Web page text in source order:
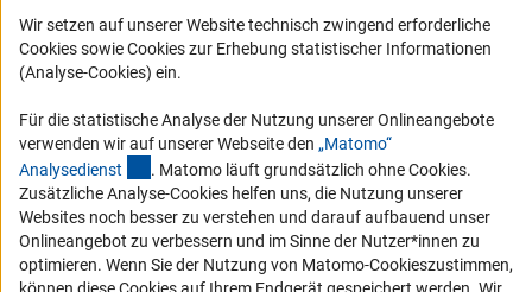
Logo und Corporate Design
RSS-Feeds
Compliance
Vergabeverfahren
Barrierefreiheit
Service und Informationen für Menschen mit Behinderungen
Erklärung zur Barrierefreiheit
Wir setzen auf unserer Website technisch zwingend erforderliche
Cookies sowie Cookies zur Erhebung statistischer Informationen
(Analyse-Cookies) ein.
Für die statistische Analyse der Nutzung unserer Onlineangebote
verwenden wir auf unserer Webseite den „Matomo“
Analysedienst (externer Link)
. Matomo läuft grundsätzlich ohne Cookies.
Zusätzliche Analyse-Cookies helfen uns, die Nutzung unserer
Websites noch besser zu verstehen und darauf aufbauend unser
Onlineangebot zu verbessern und im Sinne der Nutzer*innen zu
optimieren. Wenn Sie der Nutzung von Matomo-Cookieszustimmen,